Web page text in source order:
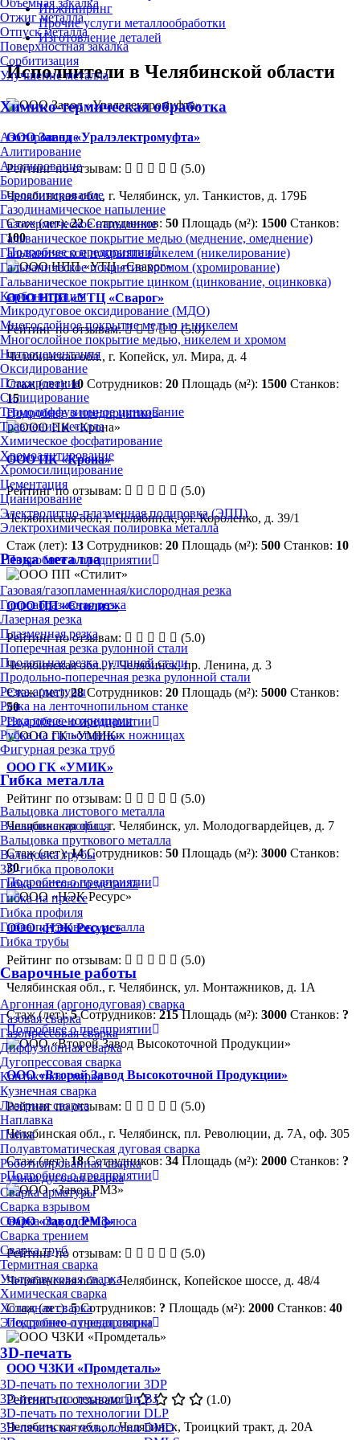
Отжиг металла
Отпуск металла
Поверхностная закалка
Сорбитизация
Улучшение металла
Химико-термическая обработка
Азотирование
Алитирование
Анодирование
Борирование
Бороалитирование
Газодинамическое напыление
Газотермическое напыление
Гальваническое покрытие медью (меднение, омеднение)
Гальваническое покрытие никелем (никелирование)
Гальваническое покрытие хромом (хромирование)
Гальваническое покрытие цинком (цинкование, оцинковка)
Карбонитрация
Микродуговое оксидирование (МДО)
Многослойное покрытие медью и никелем
Многослойное покрытие медью, никелем и хромом
Нитроцементация
Оксидирование
Плакирование
Силицирование
Термодиффузионное цинкование
Травление металла
Химическое фосфатирование
Хромоалитирование
Хромосилицирование
Цементация
Цианирование
Электролитно-плазменная полировка (ЭПП)
Электрохимическая полировка металла
Резка металла
Газовая/газопламенная/кислородная резка
Гидроабразивная резка
Лазерная резка
Плазменная резка
Поперечная резка рулонной стали
Продольная резка рулонной стали
Продольно-поперечная резка рулонной стали
Резка арматуры
Резка на ленточнопильном станке
Резка пресс-ножницами
Рубка на гильотинных ножницах
Фигурная резка труб
Гибка металла
Вальцовка листового металла
Вальцовка профиля
Вальцовка пруткового металла
Вальцовка трубы
3D-гибка проволоки
Гибка листового металла
Гибка на прессе
Гибка профиля
Гибка пруткового металла
Гибка трубы
Сварочные работы
Аргонная (аргонодуговая) сварка
Газовая сварка
Газопрессовая сварка
Диффузионная сварка
Дугопрессовая сварка
Контактная сварка
Кузнечная сварка
Лазерная сварка
Наплавка
Пайка
Полуавтоматическая дуговая сварка
Роботизированная сварка
Ручная дуговая сварка
Сварка арматуры
Сварка взрывом
Сварка под слоем флюса
Сварка трением
Сварка труб
Термитная сварка
Ультразвуковая сварка
Химическая сварка
Холодная сварка
Электронно-лучевая сварка
3D-печать
3D-печать по технологии 3DP
3D-печать по технологии BJ
3D-печать по технологии DLP
3D-печать по технологии DMD
Инжиниринг
Прочие услуги металлообработки
Изготовление деталей
Исполнители в Челябинской области
ООО Завод «Уралэлектромуфта»
Рейтинг по отзывам:
(5.0)
Челябинская обл., г. Челябинск, ул. Танкистов, д. 179Б
Стаж (лет):22 Сотрудников: 50 Площадь (м²): 1500 Станков:
100
Подробнее о предприятии
ООО НПП «УТЦ «Сварог»
Рейтинг по отзывам:
(5.0)
Челябинская обл., г. Копейск, ул. Мира, д. 4
Стаж (лет):10 Сотрудников: 20 Площадь (м²): 1500 Станков:
15
Подробнее о предприятии
ООО ПК «Крона»
Рейтинг по отзывам:
(5.0)
Челябинская обл, г. Челябинск, ул. Короленко, д. 39/1
Стаж (лет): 13 Сотрудников: 20 Площадь (м²): 500 Станков: 10
Подробнее о предприятии
ООО ПП «Стилит»
Рейтинг по отзывам:
(5.0)
Челябинская обл., г. Челябинск, пр. Ленина, д. 3
Стаж (лет):28 Сотрудников: 20 Площадь (м²): 5000 Станков:
50
Подробнее о предприятии
ООО ГК «УМИК»
Рейтинг по отзывам:
(5.0)
Челябинская обл., г. Челябинск, ул. Молодогвардейцев, д. 7
Стаж (лет):14 Сотрудников: 50 Площадь (м²): 3000 Станков:
30
Подробнее о предприятии
ООО «НЭК Ресурс»
Рейтинг по отзывам:
(5.0)
Челябинская обл., г. Челябинск, ул. Монтажников, д. 1А
Стаж (лет):5 Сотрудников:215 Площадь (м²): 3000 Станков: ?
Подробнее о предприятии
ООО «Второй Завод Высокоточной Продукции»
Рейтинг по отзывам:
(5.0)
Челябинская обл., г. Челябинск, пл. Революции, д. 7А, оф. 305
Стаж (лет):18 Сотрудников: 34 Площадь (м²): 2000 Станков: ?
Подробнее о предприятии
ООО «Завод РМЗ»
Рейтинг по отзывам:
(5.0)
Челябинская обл., г. Челябинск, Копейское шоссе, д. 48/4
Стаж (лет):5 Сотрудников: ? Площадь (м²): 2000 Станков: 40
Подробнее о предприятии
ООО ЧЗКИ «Промдеталь»
Рейтинг по отзывам:
(1.0)
Челябинская обл., г. Челябинск, Троицкий тракт, д. 20А